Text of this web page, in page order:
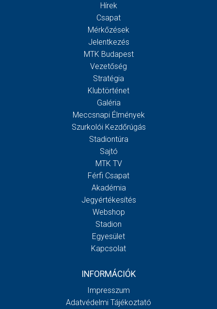
Hírek
Csapat
Mérkőzések
Jelentkezés
MTK Budapest
Vezetőség
Stratégia
Klubtörténet
Galéria
Meccsnapi Élmények
Szurkolói Kezdőrúgás
Stadiontúra
Sajtó
MTK TV
Férfi Csapat
Akadémia
Jegyértékesítés
Webshop
Stadion
Egyesület
Kapcsolat
INFORMÁCIÓK
Impresszum
Adatvédelmi Tájékoztató